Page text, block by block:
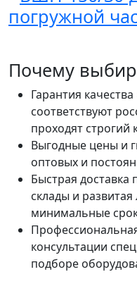
Почему
Гарантия
соответствуют
проходят строгий
Выгодные цены и
оптовых и
Быстрая доставка
склады и
минимальные
консультации
подборе